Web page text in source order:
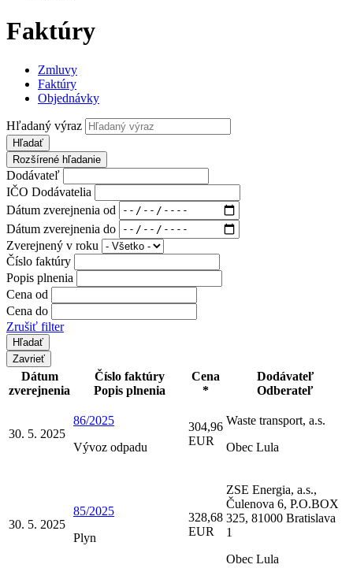
Faktúry
Zmluvy
Faktúry
Objednávky
Hľadaný výraz
Hľadať
Rozšírené hľadanie
Dodávateľ
IČO Dodávatelia
Dátum zverejnenia od
Dátum zverejnenia do
Zverejnený v roku
Číslo faktúry
Popis plnenia
Cena od
Cena do
Zrušiť filter
Zavrieť
Dátum
zverejnenia
Číslo faktúry
Popis plnenia
Cena
*
Dodávateľ
Odberateľ
30. 5. 2025
86/2025
Vývoz odpadu
304,96
EUR
Waste transport, a.s.
Obec Lula
30. 5. 2025
85/2025
Plyn
328,68
EUR
ZSE Energia, a.s.,
Čulenova 6, P.O.BOX
325, 81000 Bratislava
1
Obec Lula